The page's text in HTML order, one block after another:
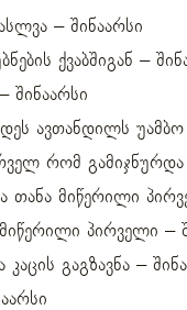
– შინაარსი
ქვაბშიგან –
შინაარსი
ავთანდილს უამბო
რომ გამიჯნურდა
თანა მიწერილი
პირველი –
გაგზავნა –